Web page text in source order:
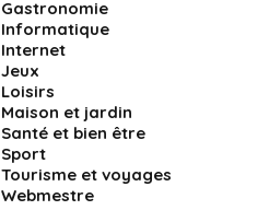
Gastronomie
Informatique
Internet
Jeux
Loisirs
Maison et jardin
Santé et bien être
Sport
Tourisme et voyages
Webmestre